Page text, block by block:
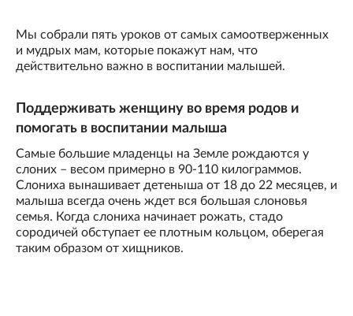
Мы собрали пять уроков от самых самоотверженных
и мудрых мам, которые покажут нам, что
действительно важно в воспитании малышей.
Поддерживать женщину во время родов и
помогать в воспитании малыша
Самые большие младенцы на Земле рождаются у
слоних – весом примерно в 90-110 килограммов.
Слониха вынашивает детеныша от 18 до 22 месяцев, и
малыша всегда очень ждет вся большая слоновья
семья. Когда слониха начинает рожать, стадо
сородичей обступает ее плотным кольцом, оберегая
таким образом от хищников.